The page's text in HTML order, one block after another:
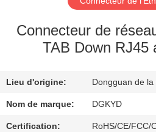
DE
NOUS
VISITE
D'USINE
Connecteur de
TAB Down RJ45
Lieu d'origine: Dongguan de la
Nom de marque: DGKYD
Certification: RoHS/CE/FCC/